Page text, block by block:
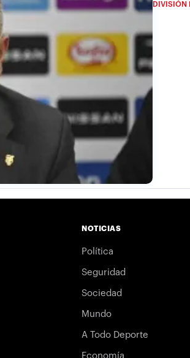
DIVISIÓN
NOTICIAS
Política
Seguridad
Sociedad
Mundo
A Todo Deporte
Economía